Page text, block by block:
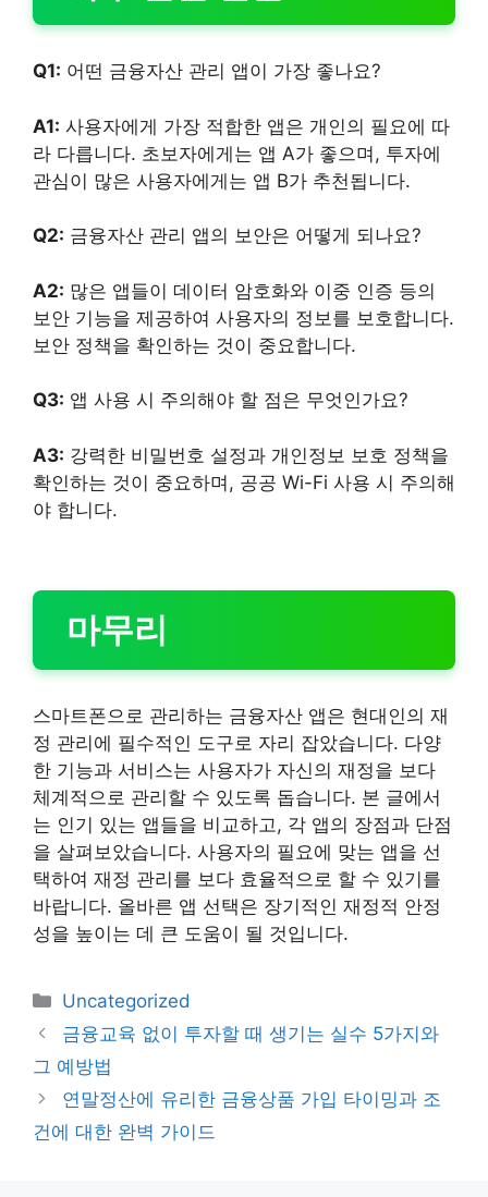
Q1: 어떤 금융자산 관리 앱이 가장 좋나요?
A1: 사용자에게 가장 적합한 앱은 개인의 필요에 따
라 다릅니다. 초보자에게는 앱 A가 좋으며, 투자에
관심이 많은 사용자에게는 앱 B가 추천됩니다.
Q2: 금융자산 관리 앱의 보안은 어떻게 되나요?
A2: 많은 앱들이 데이터 암호화와 이중 인증 등의
보안 기능을 제공하여 사용자의 정보를 보호합니다.
보안 정책을 확인하는 것이 중요합니다.
Q3: 앱 사용 시 주의해야 할 점은 무엇인가요?
A3: 강력한 비밀번호 설정과 개인정보 보호 정책을
확인하는 것이 중요하며, 공공 Wi-Fi 사용 시 주의해
야 합니다.
마무리
스마트폰으로 관리하는 금융자산 앱은 현대인의 재
정 관리에 필수적인 도구로 자리 잡았습니다. 다양
한 기능과 서비스는 사용자가 자신의 재정을 보다
체계적으로 관리할 수 있도록 돕습니다. 본 글에서
는 인기 있는 앱들을 비교하고, 각 앱의 장점과 단점
을 살펴보았습니다. 사용자의 필요에 맞는 앱을 선
택하여 재정 관리를 보다 효율적으로 할 수 있기를
바랍니다. 올바른 앱 선택은 장기적인 재정적 안정
성을 높이는 데 큰 도움이 될 것입니다.
카
테
리
Uncategorized
금융교육 없이 투자할 때 생기는 실수 5가지와
그 예방법
연말정산에 유리한 금융상품 가입 타이밍과 조
건에 대한 완벽 가이드